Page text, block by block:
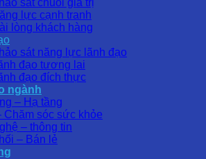
sát chuỗi giá trị
lực cạnh tranh
lòng khách hàng
sát năng lực lãnh đạo
đạo tương lai
đạo đích thực
ngành
– Hạ tầng
Chăm sóc sức khỏe
– thông tin
– Bán lẻ